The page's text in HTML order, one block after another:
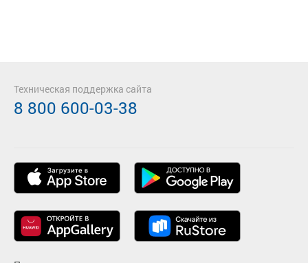
Техническая поддержка сайта
8 800 600-03-38